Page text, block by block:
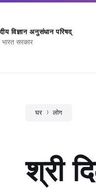
विज्ञान अनुसंधान परिषद्
सरकार
घर लोग
श्री